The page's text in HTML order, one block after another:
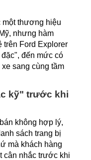
một thương hiệu
nhưng hàm
trên Ford Explorer
đặc", đến mức có
sang cùng tầm
kỹ" trước khi
không hợp lý,
sách trang bị
mà khách hàng
cân nhắc trước khi